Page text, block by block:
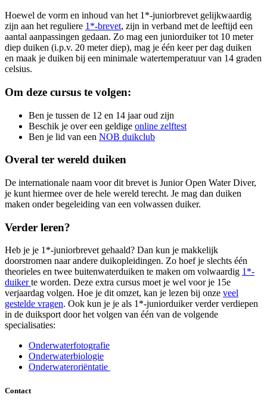
Hoewel de vorm en inhoud van het 1*-juniorbrevet gelijkwaardig
zijn aan het reguliere 1*-brevet, zijn in verband met de leeftijd een
aantal aanpassingen gedaan. Zo mag een juniorduiker tot 10 meter
diep duiken (i.p.v. 20 meter diep), mag je één keer per dag duiken
en maak je duiken bij een minimale watertemperatuur van 14 graden
celsius.
Om deze cursus te volgen:
Ben je tussen de 12 en 14 jaar oud zijn
Beschik je over een geldige online zelftest
Ben je lid van een NOB duikclub
Overal ter wereld duiken
De internationale naam voor dit brevet is Junior Open Water Diver,
je kunt hiermee over de hele wereld terecht. Je mag dan duiken
maken onder begeleiding van een volwassen duiker.
Verder leren?
Heb je je 1*-juniorbrevet gehaald? Dan kun je makkelijk
doorstromen naar andere duikopleidingen. Zo hoef je slechts één
theorieles en twee buitenwaterduiken te maken om volwaardig 1*-
duikerte worden. Deze extra cursus moet je wel voor je 15e
verjaardag volgen. Hoe je dit omzet, kan je lezen bij onze veel
gestelde vragen. Ook kun je je als 1*-juniorduiker verder verdiepen
in de duiksport door het volgen van één van de volgende
specialisaties:
Onderwaterfotografie
Onderwaterbiologie
Onderwateroriëntatie
Contact